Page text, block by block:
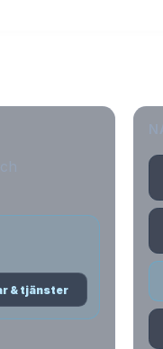
& tjänster